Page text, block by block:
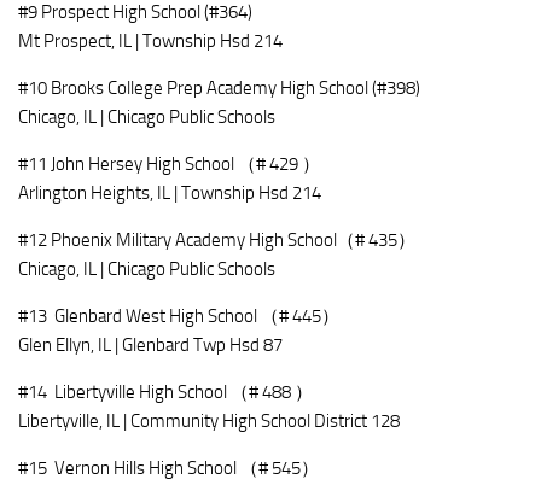
#9 Prospect High School (#364)
Mt Prospect, IL | Township Hsd 214
#10 Brooks College Prep Academy High School (#398)
Chicago, IL | Chicago Public Schools
#11 John Hersey High School （# 429 ）
Arlington Heights, IL | Township Hsd 214
#12 Phoenix Military Academy High School（# 435）
Chicago, IL | Chicago Public Schools
#13 Glenbard West High School （# 445）
Glen Ellyn, IL | Glenbard Twp Hsd 87
#14 Libertyville High School （# 488 ）
Libertyville, IL | Community High School District 128
#15 Vernon Hills High School （# 545）